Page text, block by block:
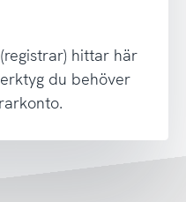
hittar här
du behöver